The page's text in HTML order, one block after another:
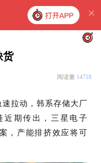
货
阅读量 14718
拉动，韩系存储大厂
近期传出，三星电子
，产能排挤效应将可